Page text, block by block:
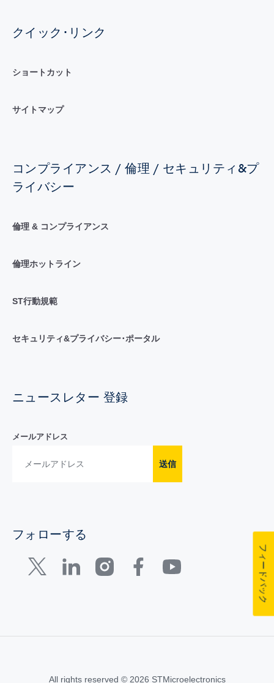
クイック･リンク
ショートカット
サイトマップ
コンプライアンス / 倫理 / セキュリティ&プ
ライバシー
倫理 & コンプライアンス
倫理ホットライン
ST行動規範
セキュリティ&プライバシー･ポータル
ニュースレター 登録
メールアドレス
送信
フォローする
All rights reserved © 2026 STMicroelectronics
フィードバック